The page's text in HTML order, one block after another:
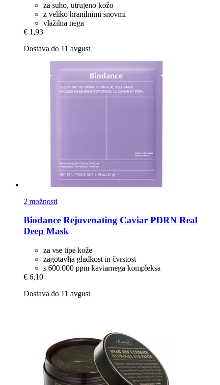
za suho, utrujeno kožo
z veliko hranilnimi snovmi
vlažilna nega
€ 1,93
Dostava do 11 avgust
2 možnosti
Biodance Rejuvenating Caviar PDRN Real
Deep Mask
za vse tipe kože
zagotavlja gladkost in čvrstost
s 600.000 ppm kaviarnega kompleksa
€ 6,10
Dostava do 11 avgust